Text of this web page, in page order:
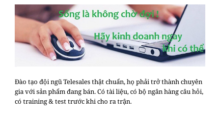
Đào tạo đội ngũ Telesales thật chuẩn, họ phải trở thành chuyên
gia với sản phẩm đang bán. Có tài liệu, có bộ ngân hàng câu hỏi,
có training & test trước khi cho ra trận.